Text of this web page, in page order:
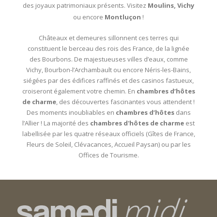
des joyaux patrimoniaux présents. Visitez Moulins, Vichy
ou encore Montluçon !
Châteaux et demeures sillonnent ces terres qui
constituent le berceau des rois des France, de la lignée
des Bourbons. De majestueuses villes d’eaux, comme
Vichy, Bourbon-l’Archambault ou encore Néris-les-Bains,
siégées par des édifices raffinés et des casinos fastueux,
croiseront également votre chemin. En chambres d’hôtes
de charme , des découvertes fascinantes vous attendent !
Des moments inoubliables en chambres d’hôtesdans
l’Allier ! La majorité des chambres d'hôtes de charme est
labellisée par les quatre réseaux officiels (Gîtes de France,
Fleurs de Soleil, Clévacances, Accueil Paysan) ou par les
Offices de Tourisme.